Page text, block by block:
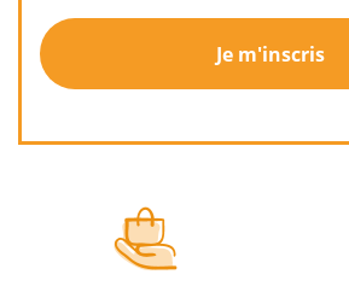
Je m'inscris